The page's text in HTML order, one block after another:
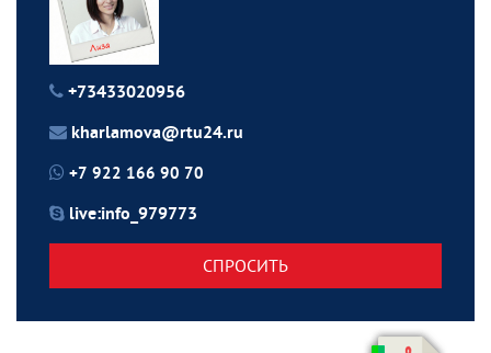
+73433020956
kharlamova@rtu24.ru
+7 922 166 90 70
live:info_979773
СПРОСИТЬ